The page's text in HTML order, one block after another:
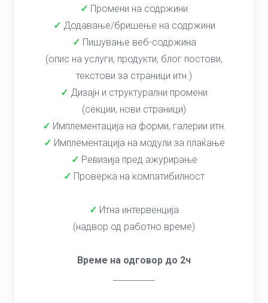
✓ Промени на содржини
✓ Додавање/бришење на содржини
✓ Пишување веб-содржина
(опис на услуги, продукти, блог постови,
текстови за страници итн.)
✓ Дизајн и структурални промени
(секции, нови страници)
✓ Имплементација на форми, галерии итн.
✓ Имплементација на модули за плаќање
✓ Ревизија пред ажурирање
✓ Проверка на компатибилност
✓ Итна интервенција
(надвор од работно време)
Време на одговор до 2ч